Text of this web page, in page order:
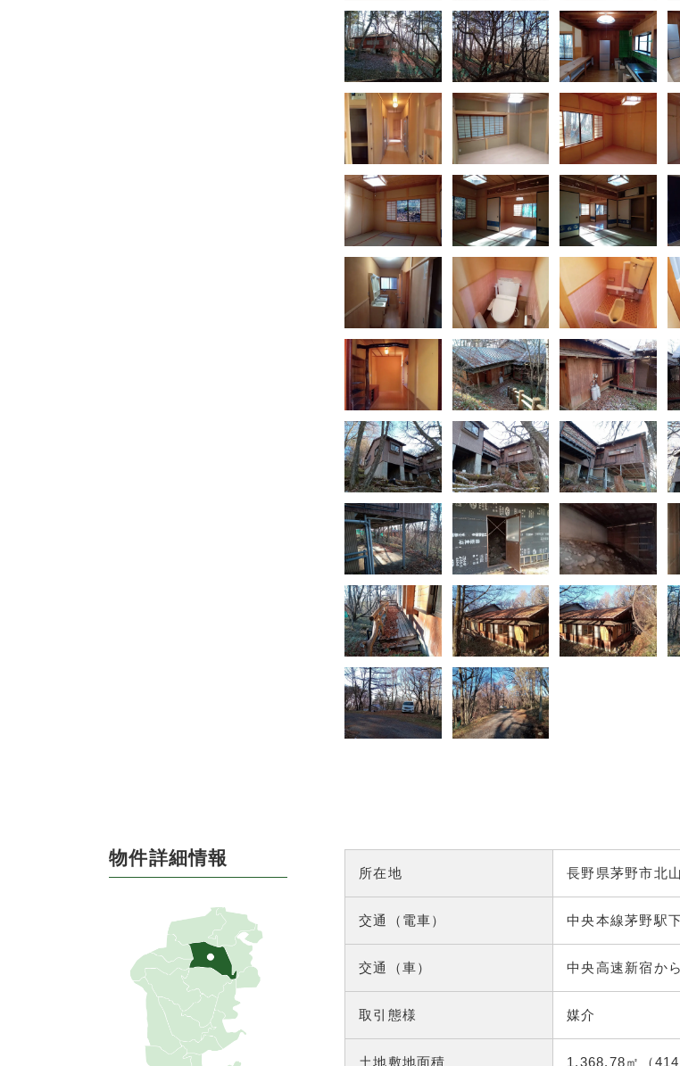
物件詳細情報
所在地 長野県茅野市北山
交通（電車） 中央本線茅野駅
交通（車） 中央高速新宿か
取引態様 媒介
土地敷地面積 1,368.78㎡（